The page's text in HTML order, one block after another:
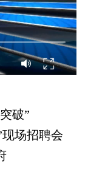
破”
现场招聘会